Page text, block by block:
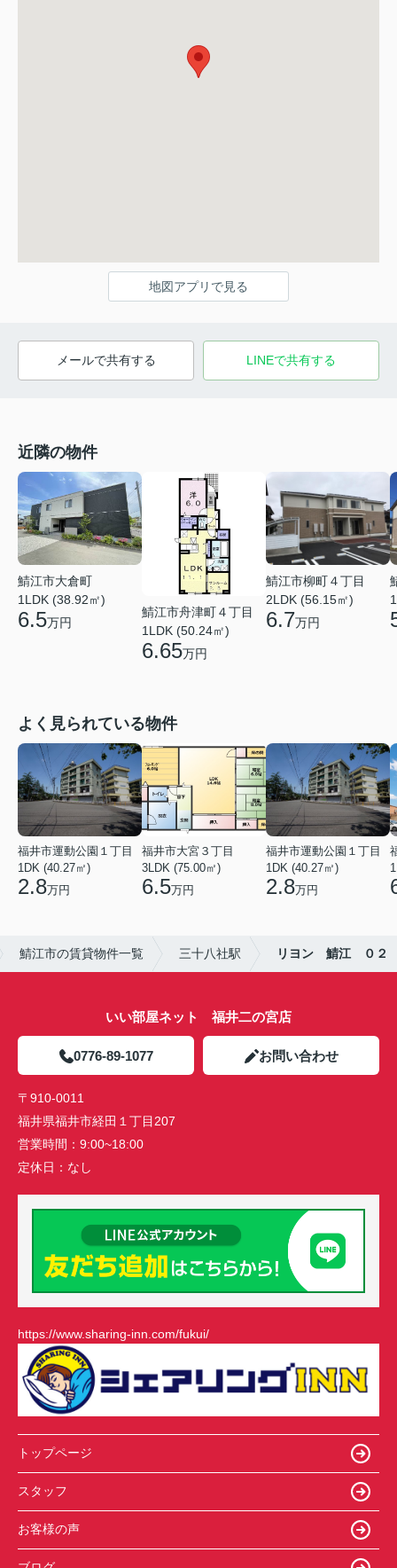
地図アプリで見る
メールで共有する LINEで共有する
近隣の物件
鯖江市大倉町
1LDK (38.92㎡)
6.5万円
鯖江市舟津町４丁目
1LDK (50.24㎡)
6.65万円
鯖江市柳町４丁目
2LDK (56.15㎡)
6.7万円
よく見られている物件
福井市運動公園１丁目
1DK (40.27㎡)
2.8万円
福井市大宮３丁目
3LDK (75.00㎡)
6.5万円
福井市運動公園１丁目
1DK (40.27㎡)
2.8万円
鯖江市の賃貸物件一覧 三十八社駅 リヨン 鯖江 ０２
いい部屋ネット 福井二の宮店
0776-89-1077 お問い合わせ
〒910-0011
福井県福井市経田１丁目207
営業時間： 9:00~18:00
定休日： なし
https://www.sharing-inn.com/fukui/
トップページ
スタッフ
お客様の声